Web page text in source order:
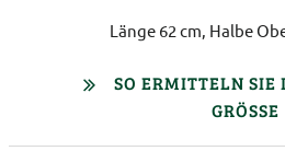
Länge 62 cm, Halbe
SO ERMITTELN SIE
GRÖSSE